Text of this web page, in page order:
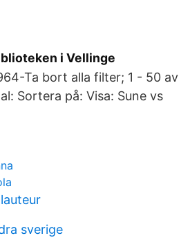
i Vellinge
Ta bort alla filter; 1 - 50 av
Sortera på: Visa: Sune vs
sverige